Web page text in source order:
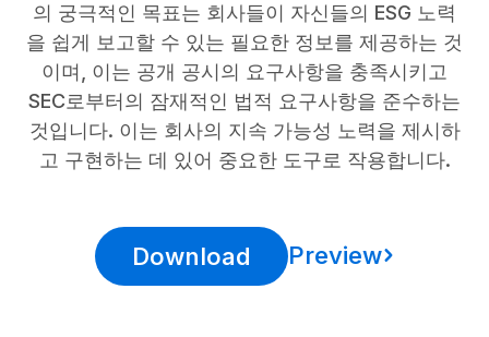
의 궁극적인 목표는 회사들이 자신들의 ESG 노력
을 쉽게 보고할 수 있는 필요한 정보를 제공하는 것
이며, 이는 공개 공시의 요구사항을 충족시키고
SEC로부터의 잠재적인 법적 요구사항을 준수하는
것입니다. 이는 회사의 지속 가능성 노력을 제시하
고 구현하는 데 있어 중요한 도구로 작용합니다.
Download Preview